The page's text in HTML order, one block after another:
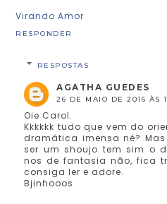
Virando Amor
RESPONDER
RESPOSTAS
AGATHA GUEDES
26 DE MAIO DE 2016 ÀS
Oie Carol.
Kkkkkk tudo que vem do
dramática imensa né?
ser um shoujo tem sim o
nos de fantasia não, fica
consiga ler e adore.
Bjinhooos